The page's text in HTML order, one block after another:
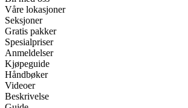
Våre lokasjoner
Seksjoner
Gratis pakker
Spesialpriser
Anmeldelser
Kjøpeguide
Håndbøker
Videoer
Beskrivelse